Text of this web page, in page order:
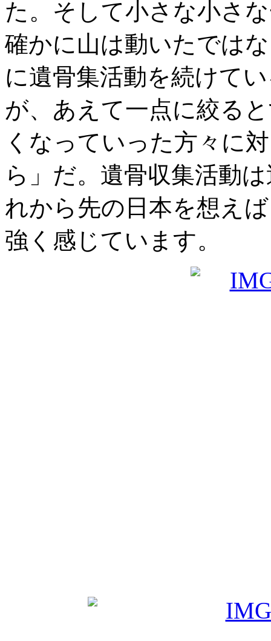
た。そして小さな小さ
確かに山は動いたでは
に遺骨集活動を続けて
が、あえて一点に絞る
くなっていった方々に
ら」だ。遺骨収集活動
れから先の日本を想え
強く感じています。